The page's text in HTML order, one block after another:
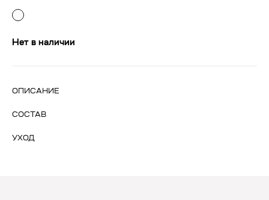
Нет в наличии
ОПИСАНИЕ
СОСТАВ
УХОД